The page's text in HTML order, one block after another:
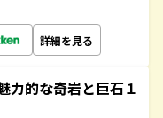
詳細を見る
的な奇岩と巨石１